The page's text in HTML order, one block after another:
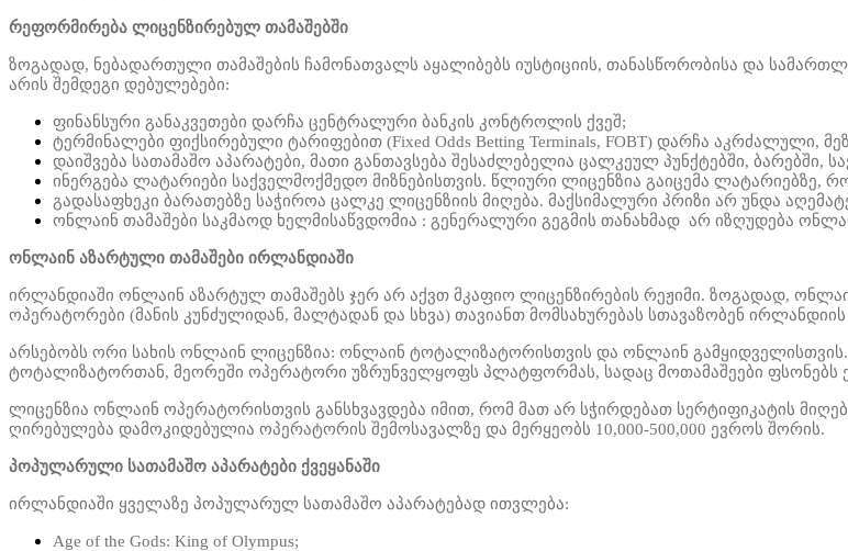
რეფორმირება ლიცენზირებულ თამაშებში
ზოგადად, ნებადართული თამაშების ჩამონათვალს აყალიბებს იუსტიციის, თანასწორობისა და
არის შემდეგი დებულებები:
ფინანსური განაკვეთები დარჩა ცენტრალური ბანკის კონტროლის ქვეშ;
ტერმინალები ფიქსირებული ტარიფებით (Fixed Odds Betting Terminals, FOBT) დარჩა აკრძალული,
დაიშვება სათამაშო აპარატები, მათი განთავსება შესაძლებელია ცალკეულ პუნქტებში, ბარებში,
ინერგება ლატარიები საქველმოქმედო მიზნებისთვის. წლიური ლიცენზია გაიცემა ლატარიებზე,
გადასაფხეკი ბარათებზე საჭიროა ცალკე ლიცენზიის მიღება. მაქსიმალური პრიზი არ უნდა
ონლაინ თამაშები საკმაოდ ხელმისაწვდომია : გენერალური გეგმის თანახმად არ იზღუდება
ონლაინ აზარტული თამაშები ირლანდიაში
ირლანდიაში ონლაინ აზარტულ თამაშებს ჯერ არ აქვთ მკაფიო ლიცენზირების რეჟიმი. ზოგადად,
ოპერატორები (მანის კუნძულიდან, მალტადან და სხვა) თავიანთ მომსახურებას სთავაზობენ
არსებობს ორი სახის ონლაინ ლიცენზია: ონლაინ ტოტალიზატორისთვის და ონლაინ გამყიდველისთვის.
ტოტალიზატორთან, მეორეში ოპერატორი უზრუნველყოფს პლატფორმას, სადაც მოთამაშეები ფსონებს
ლიცენზია ონლაინ ოპერატორისთვის განსხვავდება იმით, რომ მათ არ სჭირდებათ სერტიფიკატის
ღირებულება დამოკიდებულია ოპერატორის შემოსავალზე და მერყეობს 10,000-500,000 ევროს შორის.
პოპულარული სათამაშო აპარატები ქვეყანაში
ირლანდიაში ყველაზე პოპულარულ სათამაშო აპარატებად ითვლება:
Age of the Gods: King of Olympus;